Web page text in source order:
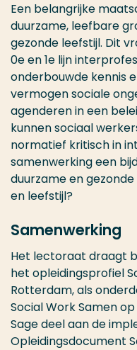
Een belangrijke
duurzame, leefbare
gezonde leefstijl. Dit
0e en 1e lijn
onderbouwde kennis
vermogen sociale
agenderen in een
kunnen sociaal
normatief kritisch in
samenwerking een
duurzame en
en leefstijl?
Samenwerking
Het lectoraat draagt
het opleidingsprofiel
Rotterdam, als
Social Work Samen
Sage deel aan de
Opleidingsdocument